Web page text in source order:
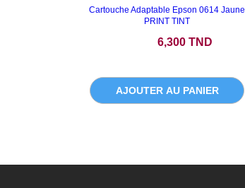
Cartouche Adaptable Epson 0614 Jaune
PRINT TINT
6,300 TND
AJOUTER AU PANIER